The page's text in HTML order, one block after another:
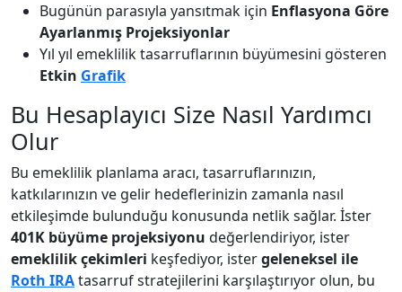
Bugünün parasıyla yansıtmak için Enflasyona Göre
Ayarlanmış Projeksiyonlar
Yıl yıl emeklilik tasarruflarının büyümesini gösteren
Etkin Grafik
Bu Hesaplayıcı Size Nasıl Yardımcı
Olur
Bu emeklilik planlama aracı, tasarruflarınızın,
katkılarınızın ve gelir hedeflerinizin zamanla nasıl
etkileşimde bulunduğu konusunda netlik sağlar. İster
401K büyüme projeksiyonu değerlendiriyor, ister
emeklilik çekimleri keşfediyor, istergeleneksel ile
Roth IRAtasarruf stratejilerini karşılaştırıyor olun, bu